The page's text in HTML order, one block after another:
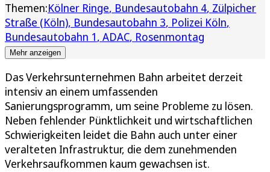
Themen:Kölner Ringe Bundesautobahn 4 Zülpicher
Straße (Köln) Bundesautobahn 3 Polizei Köln
Bundesautobahn 1 ADAC Rosenmontag
Mehr anzeigen
Das Verkehrsunternehmen Bahn arbeitet derzeit
intensiv an einem umfassenden
Sanierungsprogramm, um seine Probleme zu lösen.
Neben fehlender Pünktlichkeit und wirtschaftlichen
Schwierigkeiten leidet die Bahn auch unter einer
veralteten Infrastruktur, die dem zunehmenden
Verkehrsaufkommen kaum gewachsen ist.